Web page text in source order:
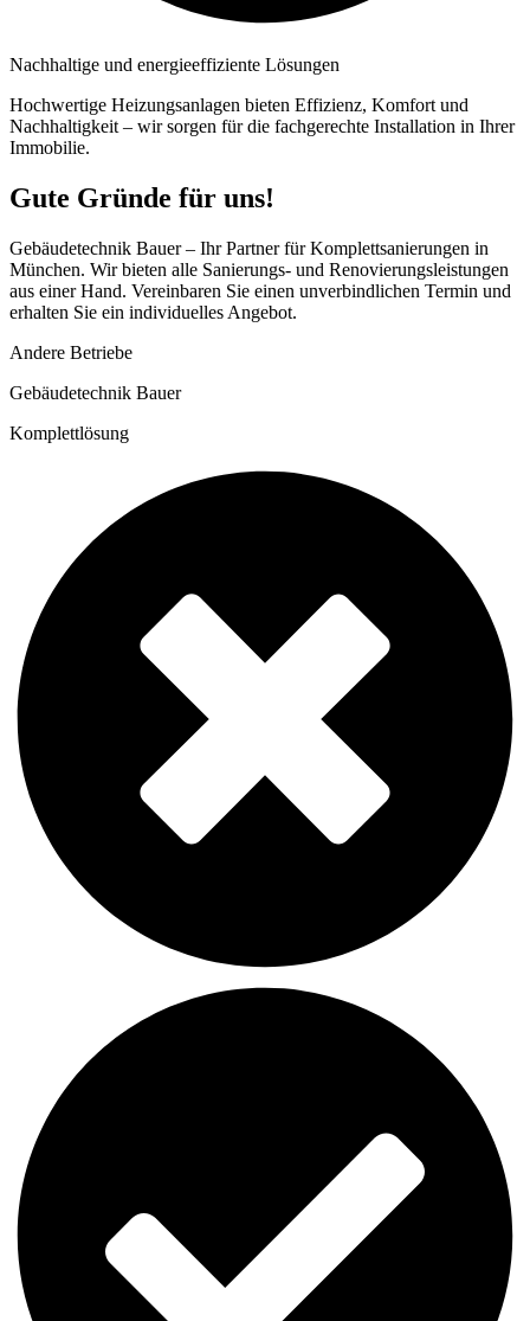
Nachhaltige und energieeffiziente Lösungen
Hochwertige Heizungsanlagen bieten Effizienz, Komfort und
Nachhaltigkeit – wir sorgen für die fachgerechte Installation in Ihrer
Immobilie.
Gute Gründe für uns!
Gebäudetechnik Bauer – Ihr Partner für Komplettsanierungen in
München. Wir bieten alle Sanierungs- und Renovierungsleistungen
aus einer Hand. Vereinbaren Sie einen unverbindlichen Termin und
erhalten Sie ein individuelles Angebot.
Andere Betriebe
Gebäudetechnik Bauer
Komplettlösung